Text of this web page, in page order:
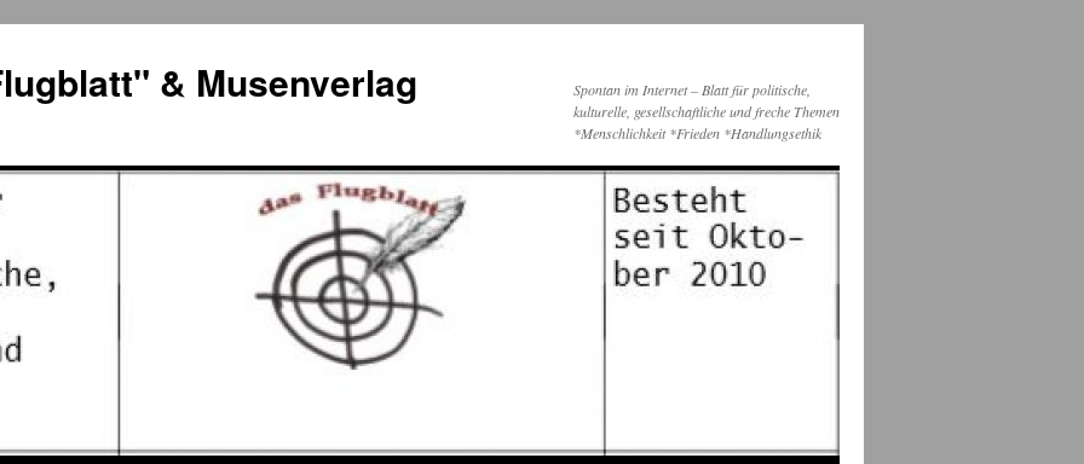
& Musenverlag
Spontan im Internet – Blatt für politische,
kulturelle, gesellschaftliche und freche Themen
*Menschlichkeit *Frieden *Handlungsethik